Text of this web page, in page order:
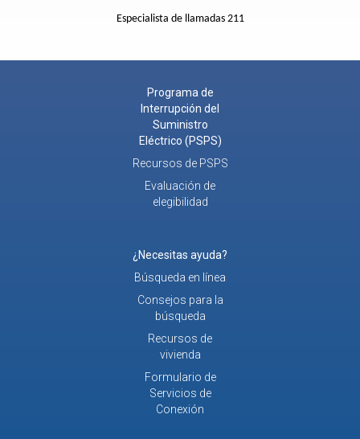
Especialista de llamadas 211
Programa de
Interrupción del
Suministro
Eléctrico (PSPS)
Recursos de PSPS
Evaluación de
elegibilidad
¿Necesitas ayuda?
Búsqueda en línea
Consejos para la
búsqueda
Recursos de
vivienda
Formulario de
Servicios de
Conexión